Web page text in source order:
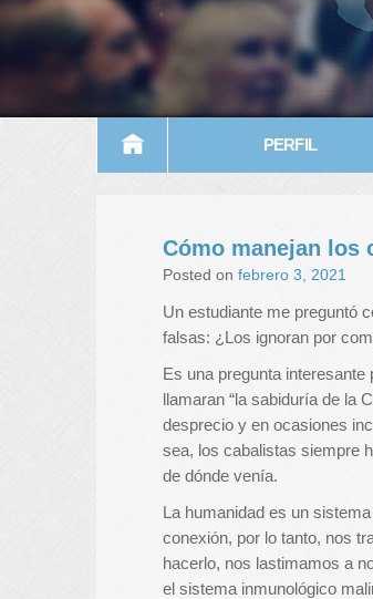
PERFIL
Cómo manejan los
Posted on febrero 3, 2021
Un estudiante me preguntó
falsas: ¿Los ignoran por
Es una pregunta
llamaran “la sabiduría de la
desprecio y en ocasiones
sea, los cabalistas siempre
de dónde venía.
La humanidad es un
conexión, por lo tanto, nos
hacerlo, nos lastimamos a
el sistema inmunológico